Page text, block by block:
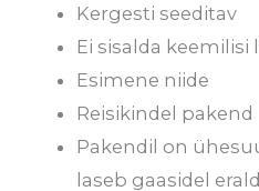
Kergesti seeditav
Ei sisalda keemilisi
Esimene niide
Reisikindel pakend
Pakendil on
laseb gaasidel